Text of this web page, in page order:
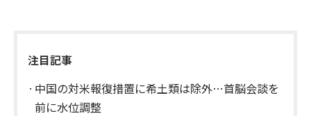
注目記事
中国の対米報復措置に希土類は除外…首脳会談を
前に水位調整